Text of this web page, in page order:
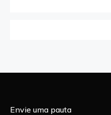
Envie uma pauta